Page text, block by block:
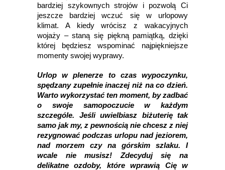
bardziej szykownych strojów i pozwolą Ci
jeszcze bardziej wczuć się w urlopowy
klimat. A kiedy wrócisz z wakacyjnych
wojaży – staną się piękną pamiątką, dzięki
której będziesz wspominać najpiękniejsze
momenty swojej wyprawy.
Urlop w plenerze to czas wypoczynku,
spędzany zupełnie inaczej niż na co dzień.
Warto wykorzystać ten moment, by zadbać
o swoje samopoczucie w każdym
szczególe. Jeśli uwielbiasz biżuterię tak
samo jak my, z pewnością nie chcesz z niej
rezygnować podczas urlopu nad jeziorem,
nad morzem czy na górskim szlaku. I
wcale nie musisz! Zdecyduj się na
delikatne ozdoby, które wprawią Cię w